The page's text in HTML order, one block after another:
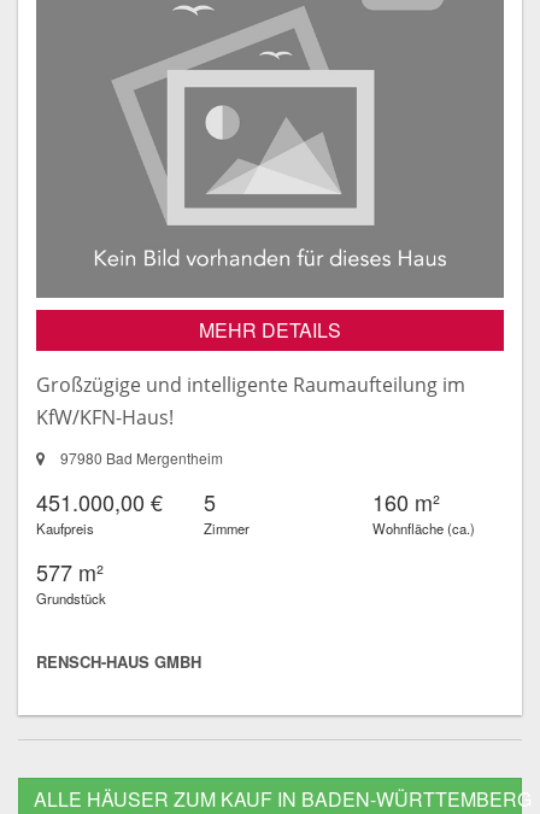
MEHR DETAILS
Großzügige und intelligente Raumaufteilung im
KfW/KFN-Haus!
97980 Bad Mergentheim
451.000,00 €
Kaufpreis
5
Zimmer
160 m²
Wohnfläche (ca.)
577 m²
Grundstück
RENSCH-HAUS GMBH
ALLE HÄUSER ZUM KAUF IN BADEN-WÜRTTEMBERG